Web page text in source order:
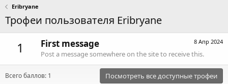
Eribryane
Трофеи пользователя Eribryane
1 8 Апр 2024
First message
Post a message somewhere on the site to receive this.
Всего баллов: 1 Посмотреть все доступные трофеи